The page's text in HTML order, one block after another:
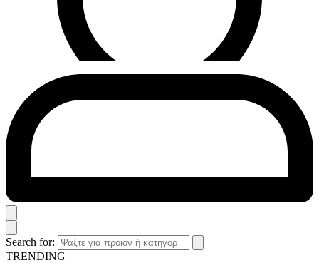
Search for:
TRENDING